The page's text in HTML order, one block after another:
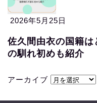
2026年5月25日
佐久間由衣の国籍は
の馴れ初めも紹介
アーカイブ